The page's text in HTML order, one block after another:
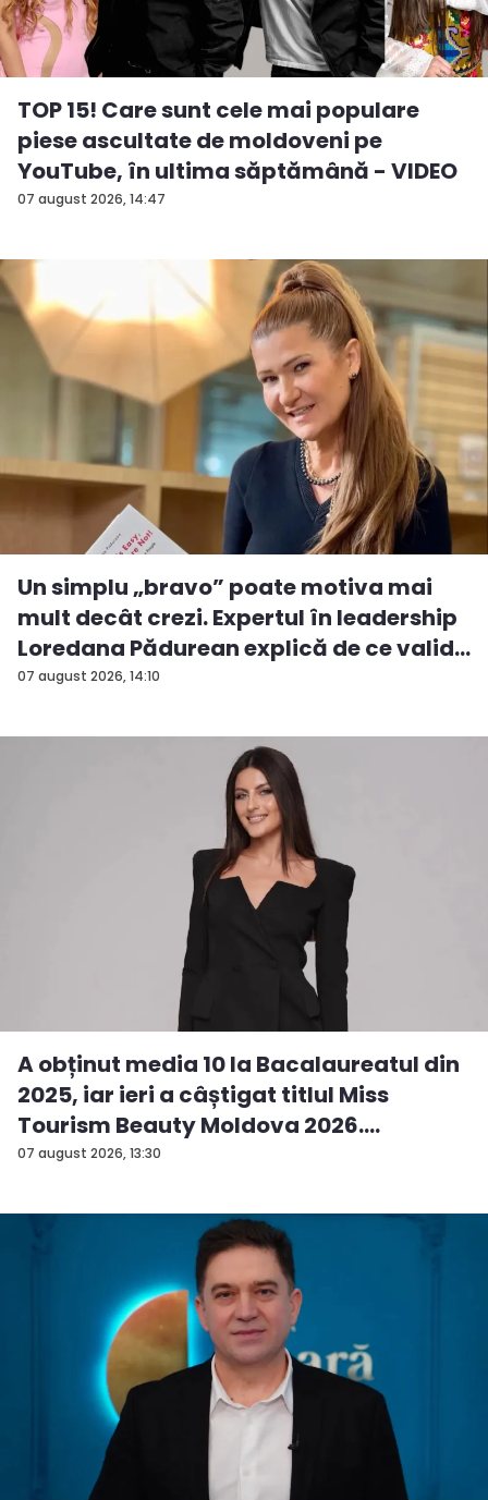
07 august 2026, 14:47
TOP 15! Care sunt cele mai populare
piese ascultate de moldoveni pe
YouTube, în ultima săptămână - VIDEO
07 august 2026, 14:10
Un simplu „bravo” poate motiva mai
mult decât crezi. Expertul în leadership
Loredana Pădurean explică de ce valid...
07 august 2026, 13:30
A obținut media 10 la Bacalaureatul din
2025, iar ieri a câștigat titlul Miss
Tourism Beauty Moldova 2026.
Andreea...